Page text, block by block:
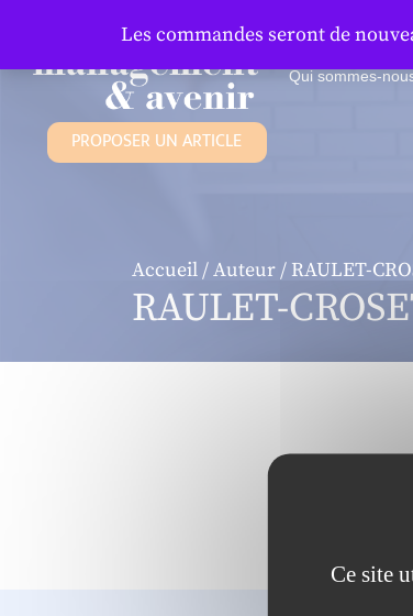
Qui sommes-
PROPOSER UN ARTICLE
Accueil/Auteur/ RAULET-
RAULET-
Les commandes seront de
Ce site